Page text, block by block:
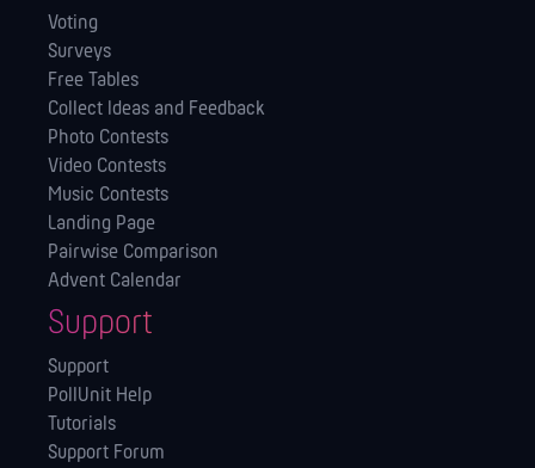
Voting
Surveys
Free Tables
Collect Ideas and Feedback
Photo Contests
Video Contests
Music Contests
Landing Page
Pairwise Comparison
Advent Calendar
Support
Support
PollUnit Help
Tutorials
Support Forum